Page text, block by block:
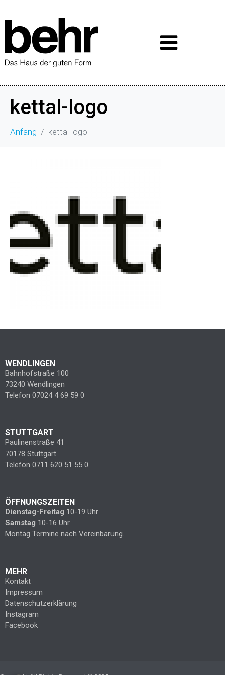
kettal-logo
Anfang kettal-logo
WENDLINGEN
Bahnhofstraße 100
73240 Wendlingen
Telefon 07024 4 69 59 0
STUTTGART
Paulinenstraße 41
70178 Stuttgart
Telefon 0711 620 51 55 0
ÖFFNUNGSZEITEN
Dienstag-Freitag 10-19 Uhr
Samstag 10-16 Uhr
Montag Termine nach Vereinbarung.
MEHR
Kontakt
Impressum
Datenschutzerklärung
Instagram
Facebook